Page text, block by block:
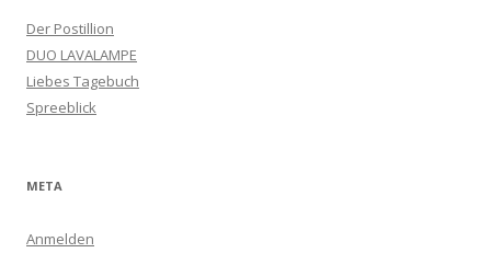
Der Postillion
DUO LAVALAMPE
Liebes Tagebuch
Spreeblick
META
Anmelden